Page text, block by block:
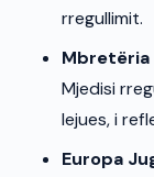
rregullimit.
Mbretëria
Mjedisi
lejues, i
Europa